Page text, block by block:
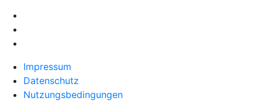
Impressum
Datenschutz
Nutzungsbedingungen